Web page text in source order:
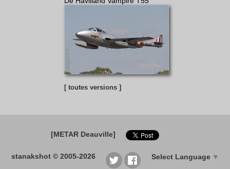
[ toutes versions ]
[METAR Deauville]
stanakshot © 2005-2026 Select Language ▼